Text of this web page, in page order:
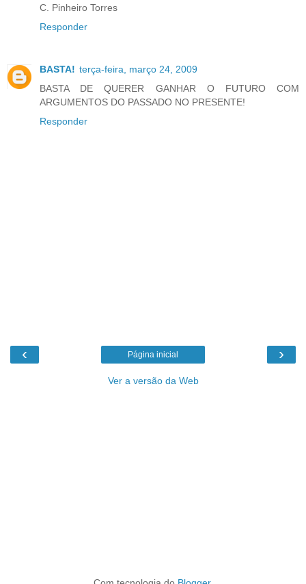
C. Pinheiro Torres
Responder
BASTA! terça-feira, março 24, 2009
BASTA DE QUERER GANHAR O FUTURO COM
ARGUMENTOS DO PASSADO NO PRESENTE!
Responder
‹ ›
Página inicial
Ver a versão da Web